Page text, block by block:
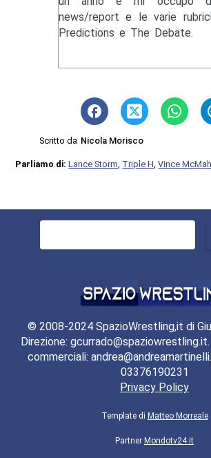
news/report e le varie
Predictions e The Debate.
Scritto da Nicola Morisco
Parliamo di:Lance Storm Triple H ,Vince
© 2008-2024 SpazioWrestling,it di
Direzione:
commerciali:
03376190231
Privacy Policy
Template di Matteo Morreale
Partner Mondotv24.it